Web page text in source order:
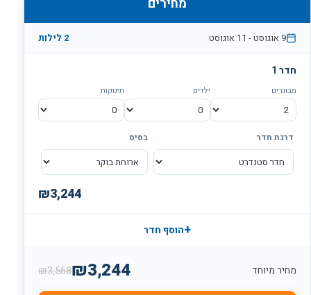
מחירים
9 אוגוסט - 11 אוגוסט 2 לילות
חדר 1
מבוגרים ילדים תינוקות
דרגת חדר בסיס
₪3,244
+הוסף חדר
מחיר מיוחד ₪3,244
₪3,568